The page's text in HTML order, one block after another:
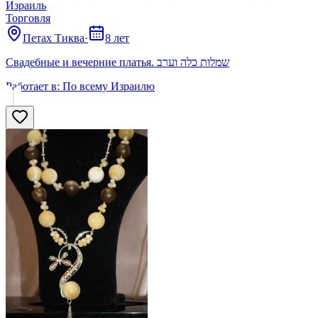
Израиль
Торговля
Петах Тиква·
8 лет
Свадебные и вечерние платья. שמלות כלה וערב
Работает в: По всему Израилю